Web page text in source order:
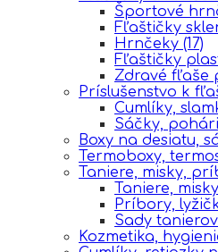
Športové
Fľaštičky
Hrnčeky (17)
Fľaštičky
Zdravé fľaše
Príslušenstvo k
Cumlíky,
Sáčky,
Boxy na desiatu,
Termoboxy,
Taniere, misky,
Taniere, misky
Príbory,
Sady tanierov
Kozmetika,